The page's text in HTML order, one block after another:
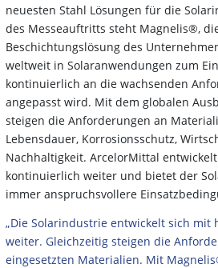
neuesten Stahl Lösungen für die
des Messeauftritts steht Magnelis®,
Beschichtungslösung des
weltweit in Solaranwendungen zum
kontinuierlich an die wachsenden
angepasst wird. Mit dem globalen
steigen die Anforderungen an
Lebensdauer, Korrosionsschutz,
Nachhaltigkeit. ArcelorMittal
kontinuierlich weiter und bietet der
immer anspruchsvollere
„Die Solarindustrie entwickelt sich mit
weiter. Gleichzeitig steigen die
eingesetzten Materialien. Mit